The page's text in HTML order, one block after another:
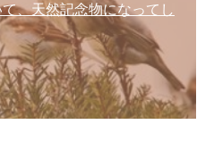
、天然記念物になってし